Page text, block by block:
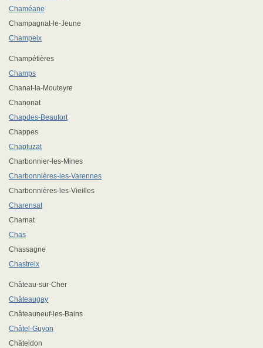
Chaméane
Champagnat-le-Jeune
Champeix
Champétières
Champs
Chanat-la-Mouteyre
Chanonat
Chapdes-Beaufort
Chappes
Chaptuzat
Charbonnier-les-Mines
Charbonnières-les-Varennes
Charbonnières-les-Vieilles
Charensat
Charnat
Chas
Chassagne
Chastreix
Château-sur-Cher
Châteaugay
Châteauneuf-les-Bains
Châtel-Guyon
Châteldon